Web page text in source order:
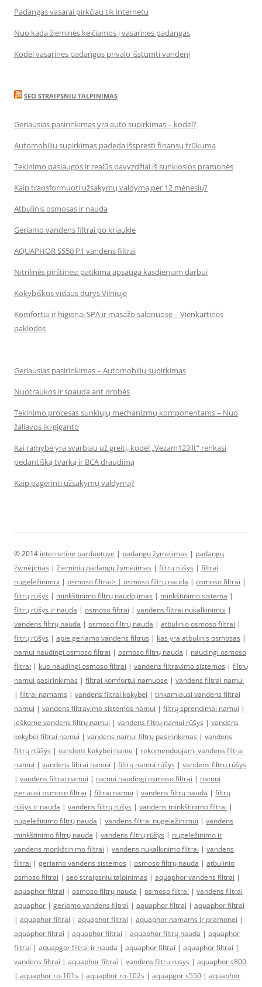
Padangas vasarai pirkčiau tik internetu
Nuo kada žieminės keičiamos į vasarines padangas
Kodėl vasarinės padangos privalo išstumti vandenį
SEO STRAIPSNIU TALPINIMAS
Geriausias pasirinkimas yra auto supirkimas – kodėl?
Automobilių supirkimas padeda išspręsti finansų trūkumą
Tekinimo paslaugos ir realūs pavyzdžiai iš sunkiosios pramonės
Kaip transformuoti užsakymų valdymą per 12 mėnesių?
Atbulinis osmosas ir nauda
Geriamo vandens filtrai po kriaukle
AQUAPHOR S550 P1 vandens filtrai
Nitrilinės pirštinės: patikima apsauga kasdieniam darbui
Kokybiškos vidaus durys Vilniuje
Komfortui ir higienai SPA ir masažo salonuose – Vienkartinės
paklodės
Geriausias pasirinkimas – Automobilių supirkimas
Nuotraukos ir spauda ant drobės
Tekinimo procesas sunkiųjų mechanizmų komponentams – Nuo
žaliavos iki giganto
Kai ramybė yra svarbiau už greitį, kodėl „Vezam123.lt“ renkasi
pedantišką tvarką ir BCA draudimą
Kaip pagerinti užsakymų valdymą?
© 2014 internetine parduotuve | padangų žymėjimas | padangų
žymėjimas | žieminių padangų žymėjimas | filtrų rūšys | filtrai
nugeležinimui | osmoso filtrai> | osmoso filtrų nauda | osmoso filtrai |
filtrų rūšys | minkštinimo filtrų naudojimas | minkštinimo sistema |
filtrų rūšys ir nauda | osmoso filtrai | vandens filtrai nukalkinimui |
vandens filtrų nauda | osmoso filtrų nauda | atbulinio osmoso filtrai |
filtrų rūšys | apie geriamo vandens filtrus | kas yra atbulinis osmosas |
namui naudingi osmoso filtrai | osmoso filtrų nauda | naudingi osmoso
filtrai | kuo naudingi osmoso filtrai | vandens filtravimo sistemos | filtrų
namui pasirinkimas | filtrai komfortui namuose | vandens filtrai namui
| filtrai namams | vandens filtrai kokybei | tinkamiausi vandens filtrai
namui | vandens filtravimo sistemos namui | filtrų sprendimai namui |
ieškome vandens filtrų namui | vandens filtrų namui rūšys | vandens
kokybei filtrai namui | vandens namui filtrų pasirinkimas | vandens
filtrų rtūšys | vandens kokybei name | rekomenduojami vandens filtrai
namui | vandens filtrai namui | filtrų namui rūšys | vandens filtrų rūšys
| vandens filtrai namui | namui naudingi osmoso filtrai | namui
geriausi osmoso filtrai | filtrai namui | vandens filtrų nauda | filtrų
rūšys ir nauda | vandens filtrų rūšys | vandens minkštinimo filtrai |
nugeležinimo filtrų nauda | vandens filtrai nugeležinimui | vandens
minkštinimo filtrų nauda | vandens filtrų rūšys | nugeležinimo ir
vandens monkštinimo filtrai | vandens nukalkinimo filtrai | vandens
filtrai | geriamo vandens sistemos | osmoso filtrų nauda | atbulinio
osmoso filtrai | seo straipsniu talpinimas | aquaphor vandens filtrai |
aquaphor filtrai | osmoso filtrų nauda | osmoso filtrai | vandens filtrai
aquaphor | geriamo vandens filtrai | aquaphor filtrai | aquaphor filtrai
| aquaphor filtrai | aquaphor filtrai | aquaphor namams ir pramonei |
aquaphor filtrai | aquaphor filtrai | aquaphor filtrų nauda | aquaphor
filtrai | aquapgor filtrai ir nauda | aquaphor filtrai | aquaphor filtrai |
vandens filtrai | aquaphor filtrai | vandens filtru rusys | aquaphor s800
| aquaphor ro-101s | aquaphor ro-102s | aquapgor s550 | aquaphor